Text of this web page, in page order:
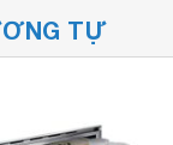
TỰ